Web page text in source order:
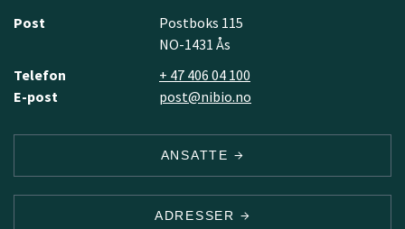
Post
Postboks 115
NO-1431 Ås
Telefon
+ 47 406 04 100
E-post
post@nibio.no
ANSATTE
ADRESSER